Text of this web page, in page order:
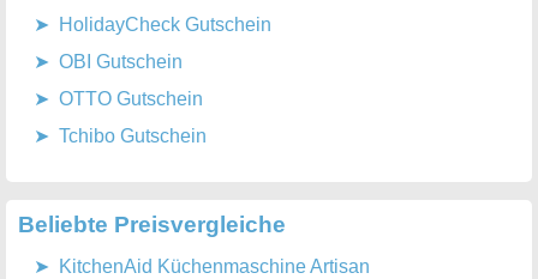
HolidayCheck Gutschein
OBI Gutschein
OTTO Gutschein
Tchibo Gutschein
Beliebte Preisvergleiche
KitchenAid Küchenmaschine Artisan